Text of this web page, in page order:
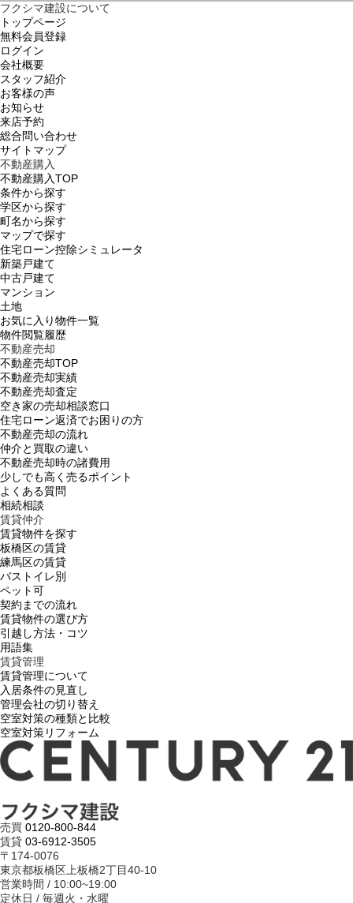
フクシマ建設について
トップページ
無料会員登録
ログイン
会社概要
スタッフ紹介
お客様の声
お知らせ
来店予約
総合問い合わせ
サイトマップ
不動産購入
不動産購入TOP
条件から探す
学区から探す
町名から探す
マップで探す
住宅ローン控除シミュレータ
新築戸建て
中古戸建て
マンション
土地
お気に入り物件一覧
物件閲覧履歴
不動産売却
不動産売却TOP
不動産売却実績
不動産売却査定
空き家の売却相談窓口
住宅ローン返済でお困りの方
不動産売却の流れ
仲介と買取の違い
不動産売却時の諸費用
少しでも高く売るポイント
よくある質問
相続相談
賃貸仲介
賃貸物件を探す
板橋区の賃貸
練馬区の賃貸
バストイレ別
ペット可
契約までの流れ
賃貸物件の選び方
引越し方法・コツ
用語集
賃貸管理
賃貸管理について
入居条件の見直し
管理会社の切り替え
空室対策の種類と比較
空室対策リフォーム
売買 0120-800-844
賃貸 03-6912-3505
〒174-0076
東京都板橋区上板橋2丁目40-10
営業時間 / 10:00~19:00
定休日 / 毎週火・水曜